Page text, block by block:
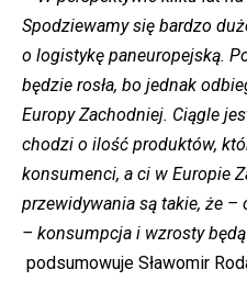
Spodziewamy się bardzo
o logistykę paneuropejską.
będzie rosła, bo jednak
EuropyZachodniej. Ciągle
chodzi o ilość produktów,
konsumenci, a ci w Europie
przewidywania są takie, że
– konsumpcja i wzrosty
podsumowuje Sławomir